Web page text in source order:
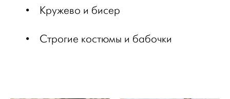
• Кружево и бисер
• Строгие костюмы и бабочки